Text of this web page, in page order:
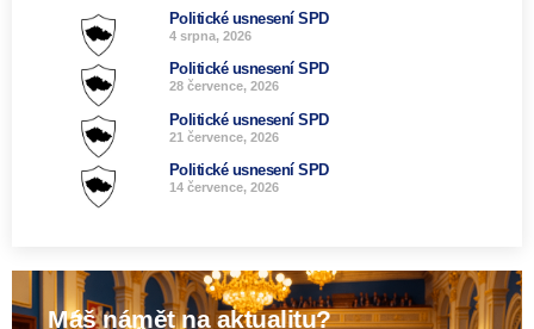
Politické usnesení SPD
4 srpna, 2026
Politické usnesení SPD
28 července, 2026
Politické usnesení SPD
21 července, 2026
Politické usnesení SPD
14 července, 2026
Máš námět na aktualitu?